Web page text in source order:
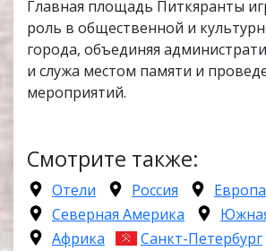
Главная площадь Питкяранты
роль в общественной и
города, объединяя
и служа местом памяти и
мероприятий.
Смотрите также:
Отели Россия Европа
Северная Америка
Африка
Санкт-Петербург